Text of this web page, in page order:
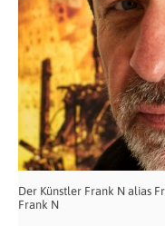
Der Künstler Frank N alias
Frank N